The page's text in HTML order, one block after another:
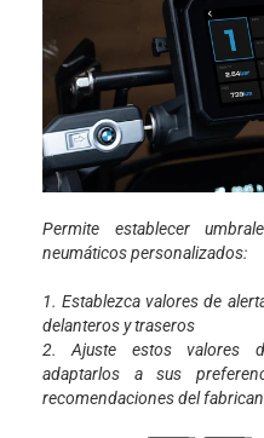
Permite establecer
neumáticos personalizados:
1. Establezca valores de
delanteros y traseros
2. Ajuste estos valores
adaptarlos a sus
recomendaciones del